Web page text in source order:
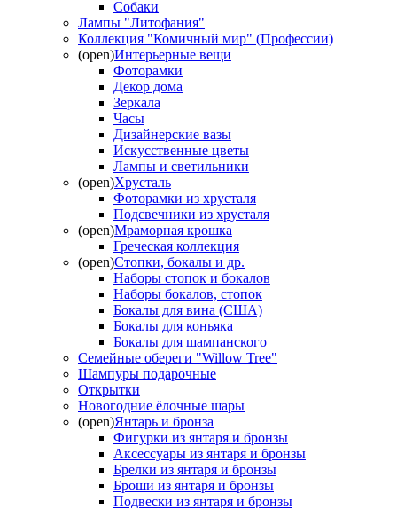
Собаки
Лампы "Литофания"
Коллекция "Комичный мир" (Профессии)
(open)Интерьерные вещи
Фоторамки
Декор дома
Зеркала
Часы
Дизайнерские вазы
Искусственные цветы
Лампы и светильники
(open)Хрусталь
Фоторамки из хрусталя
Подсвечники из хрусталя
(open)Мраморная крошка
Греческая коллекция
(open)Стопки, бокалы и др.
Наборы стопок и бокалов
Наборы бокалов, стопок
Бокалы для вина (США)
Бокалы для коньяка
Бокалы для шампанского
Семейные обереги "Willow Tree"
Шампуры подарочные
Открытки
Новогодние ёлочные шары
(open)Янтарь и бронза
Фигурки из янтаря и бронзы
Аксессуары из янтаря и бронзы
Брелки из янтаря и бронзы
Броши из янтаря и бронзы
Подвески из янтаря и бронзы